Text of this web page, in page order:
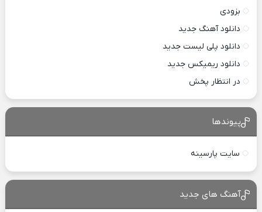
بزودی
دانلود آهنگ جدید
دانلود پلی لیست جدید
دانلود ریمیکس جدید
در انتظار پخش
پیوندها
سایت پارسینه
آهنگ های جدید